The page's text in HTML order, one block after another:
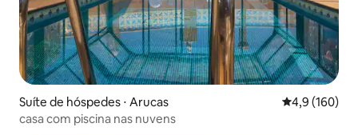
Suíte de hóspedes ⋅ Arucas 4,9 de uma
4,9 (160)
casa com piscina nas nuvens